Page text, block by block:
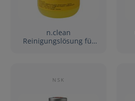
n.clean
Reinigungslösung für
NSK